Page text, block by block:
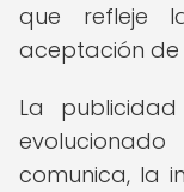
que refleje
aceptación de
La
comunica, la